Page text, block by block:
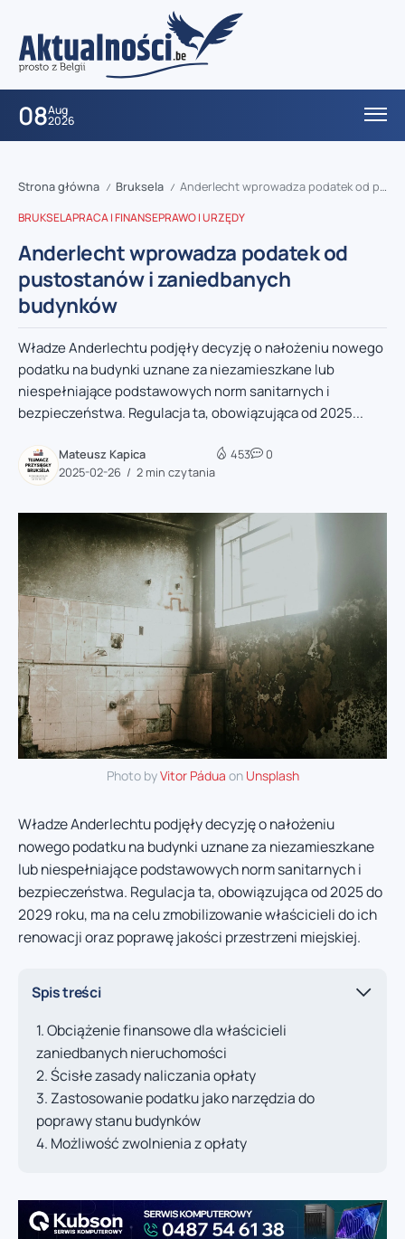
08Aug
2026
Strona główna / Bruksela / Anderlecht wprowadza podatek od pustostanów i zaniedbanych budynków
BRUKSELAPRACA I FINANSEPRAWO I URZĘDY
Anderlecht wprowadza podatek od
pustostanów i zaniedbanych
budynków
Władze Anderlechtu podjęły decyzję o nałożeniu nowego
podatku na budynki uznane za niezamieszkane lub
niespełniające podstawowych norm sanitarnych i
bezpieczeństwa. Regulacja ta, obowiązująca od 2025...
Mateusz Kapica
2025-02-26
2 min czytania
453 0
Photo byVitor Pádua on Unsplash
Władze Anderlechtu podjęły decyzję o nałożeniu
nowego podatku na budynki uznane za niezamieszkane
lub niespełniające podstawowych norm sanitarnych i
bezpieczeństwa. Regulacja ta, obowiązująca od 2025 do
2029 roku, ma na celu zmobilizowanie właścicieli do ich
renowacji oraz poprawę jakości przestrzeni miejskiej.
Spis treści
Obciążenie finansowe dla właścicieli
zaniedbanych nieruchomości
Ścisłe zasady naliczania opłaty
Zastosowanie podatku jako narzędzia do
poprawy stanu budynków
Możliwość zwolnienia z opłaty